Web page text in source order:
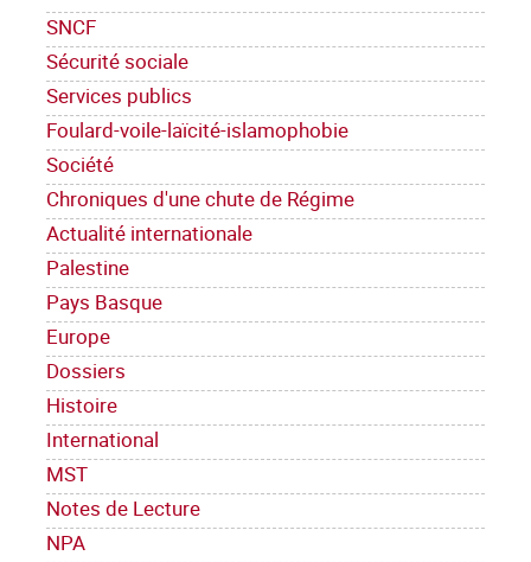
SNCF
Sécurité sociale
Services publics
Foulard-voile-laïcité-islamophobie
Société
Chroniques d'une chute de Régime
Actualité internationale
Palestine
Pays Basque
Europe
Dossiers
Histoire
International
MST
Notes de Lecture
NPA